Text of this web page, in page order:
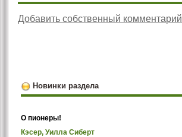
Добавить собственный комментарий
Новинки раздела
О пионеры!
Кэсер, Уилла Сиберт